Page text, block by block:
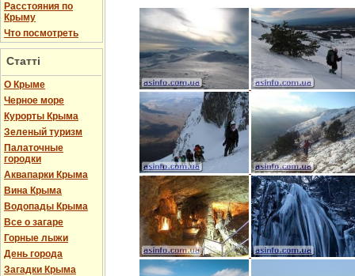
Расстояния по
Крыму
Что посмотреть
Статті
О Крыме
Черное море
Курорты Крыма
Зеленый туризм
Палаточные
городки
Аквапарки Крыма
Вина Крыма
Водопады Крыма
Все о загаре
Горные лыжи
День города
Загадки Крыма